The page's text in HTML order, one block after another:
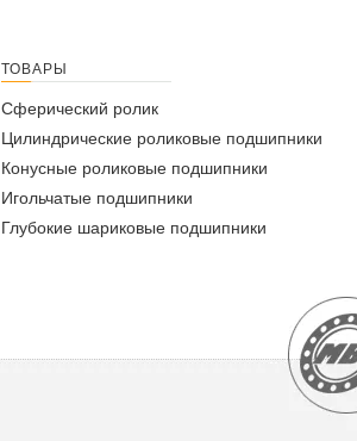
ТОВАРЫ
Сферический ролик
Цилиндрические роликовые подшипники
Конусные роликовые подшипники
Игольчатые подшипники
Глубокие шариковые подшипники